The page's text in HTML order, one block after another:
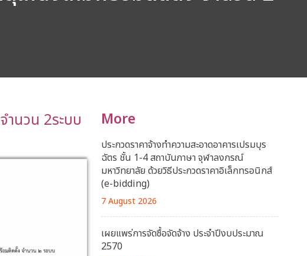
ำนวน 2ระบบ
More
ประกวดราคาจ้างทำความสะอาดอาคารเปรมบุร
ฉัตร ชั้น 1-4 สถาบันภาษา จุฬาลงกรณ์
มหาวิทยาลัย ด้วยวิธีประกวดราคาอิเล็กทรอนิกส์
(e-bidding)
7 August 2026
เผยแพร่การจัดซื้อจัดจ้าง ประจำปีงบประมาณ
2570